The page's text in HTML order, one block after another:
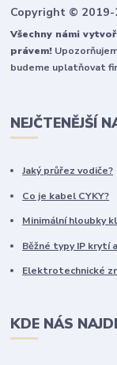
Copyright © 2019-
Všechny námi
právem!
budeme uplatňovat
NEJČTENĚJŠÍ
Jaký průřez vodiče?
Co je kabel CYKY?
Minimální hloubky
Běžné typy IP krytí
Elektrotechnické
KDE NÁS